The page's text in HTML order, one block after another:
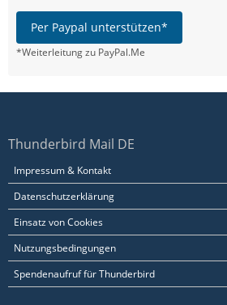
Per Paypal unterstützen*
*Weiterleitung zu PayPal.Me
Thunderbird Mail DE
Impressum & Kontakt
Datenschutzerklärung
Einsatz von Cookies
Nutzungsbedingungen
Spendenaufruf für Thunderbird